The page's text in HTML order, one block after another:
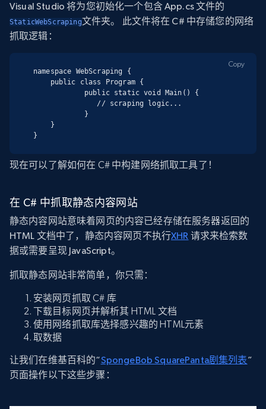
Visual Studio 将为您初始化一个包含 App.cs 文件的
StaticWebScraping文件夹。 此文件将在 C# 中存储您的网络
抓取逻辑：
namespace WebScraping {
}
Copy
现在可以了解如何在 C# 中构建网络抓取工具了！
在 C# 中抓取静态内容网站
静态内容网站意味着网页的内容已经存储在服务器返回的
HTML 文档中了，静态内容网页不执行XHR 请求来检索数
据或需要呈现 JavaScript。
抓取静态网站非常简单，你只需：
安装网页抓取 C# 库
下载目标网页并解析其 HTML 文档
使用网络抓取库选择感兴趣的 HTML元素
取数据
让我们在维基百科的“SpongeBob SquarePanta剧集列表”
页面操作以下这些步骤：